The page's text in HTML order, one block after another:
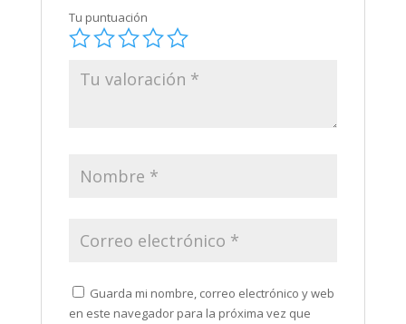
Tu puntuación
Guarda mi nombre, correo electrónico y web
en este navegador para la próxima vez que